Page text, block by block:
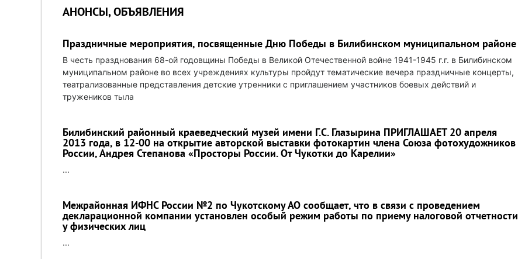
АНОНСЫ, ОБЪЯВЛЕНИЯ
Праздничные мероприятия, посвященные Дню Победы в Билибинском муниципальном районе
В честь празднования 68-ой годовщины Победы в Великой Отечественной войне 1941-1945 г.г. в Билибинском
муниципальном районе во всех учреждениях культуры пройдут тематические вечера праздничные концерты,
театрализованные представления детские утренники с приглашением участников боевых действий и
тружеников тыла
Билибинский районный краеведческий музей имени Г.С. Глазырина ПРИГЛАШАЕТ 20 апреля
2013 года, в 12-00 на открытие авторской выставки фотокартин члена Союза фотохудожников
России, Андрея Степанова «Просторы России. От Чукотки до Карелии»
...
Межрайонная ИФНС России №2 по Чукотскому АО сообщает, что в связи с проведением
декларационной компании установлен особый режим работы по приему налоговой отчетности
у физических лиц
...